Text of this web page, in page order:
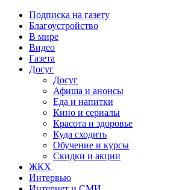
Подписка на газету
Благоустройство
В мире
Видео
Газета
Досуг
Досуг
Афиша и анонсы
Еда и напитки
Кино и сериалы
Красота и здоровье
Куда сходить
Обучение и курсы
Скидки и акции
ЖКХ
Интервью